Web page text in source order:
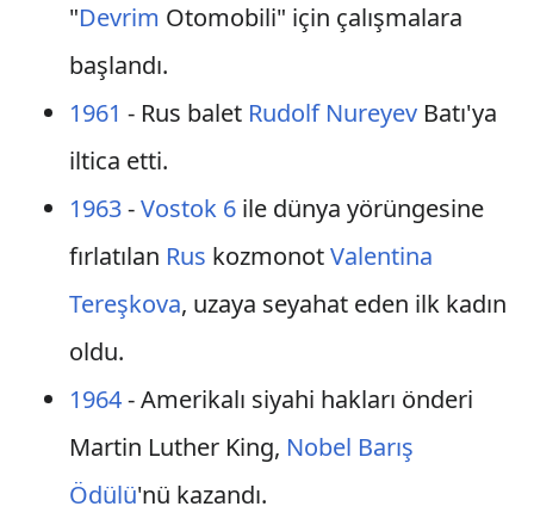
"Devrim Otomobili" için çalışmalara
başlandı.
1961 - Rus balet Rudolf NureyevBatı'ya
iltica etti.
1963-Vostok 6ile dünya yörüngesine
fırlatılan Rus kozmonotValentina
Tereşkova, uzaya seyahat eden ilk kadın
oldu.
1964- Amerikalı siyahi hakları önderi
Martin Luther King, Nobel Barış
Ödülü'nü kazandı.